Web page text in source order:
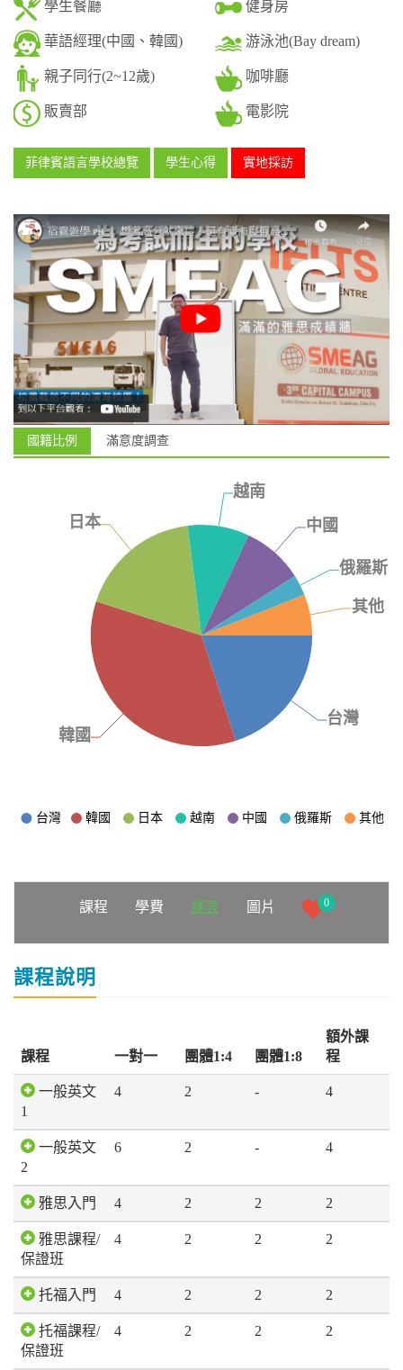
學生餐廳
華語經理(中國、韓國)
親子同行(2~12歲)
販賣部
健身房
游泳池(Bay dream)
咖啡廳
電影院
菲律賓語言學校總覽 學生心得 實地採訪
國籍比例 滿意度調查
課程 學費 課表 圖片 0
課程說明
課程 一對一 團體1:4 團體1:8
額外課
程
一般英文
1
4 2 - 4
一般英文
2
6 2 - 4
雅思入門 4 2 2 2
雅思課程/
保證班
4 2 2 2
托福入門 4 2 2 2
托福課程/
保證班
4 2 2 2